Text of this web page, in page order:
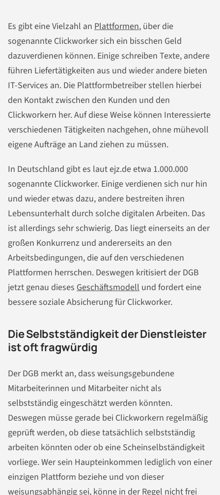
Es gibt eine Vielzahl an Plattformen, über die
sogenannte Clickworker sich ein bisschen Geld
dazuverdienen können. Einige schreiben Texte, andere
führen Liefertätigkeiten aus und wieder andere bieten
IT-Services an. Die Plattformbetreiber stellen hierbei
den Kontakt zwischen den Kunden und den
Clickworkern her. Auf diese Weise können Interessierte
verschiedenen Tätigkeiten nachgehen, ohne mühevoll
eigene Aufträge an Land ziehen zu müssen.
In Deutschland gibt es laut ejz.de etwa 1.000.000
sogenannte Clickworker. Einige verdienen sich nur hin
und wieder etwas dazu, andere bestreiten ihren
Lebensunterhalt durch solche digitalen Arbeiten. Das
ist allerdings sehr schwierig. Das liegt einerseits an der
großen Konkurrenz und andererseits an den
Arbeitsbedingungen, die auf den verschiedenen
Plattformen herrschen. Deswegen kritisiert der DGB
jetzt genau dieses Geschäftsmodell und fordert eine
bessere soziale Absicherung für Clickworker.
Die Selbstständigkeit der Dienstleister
ist oft fragwürdig
Der DGB merkt an, dass weisungsgebundene
Mitarbeiterinnen und Mitarbeiter nicht als
selbstständig eingeschätzt werden könnten.
Deswegen müsse gerade bei Clickworkern regelmäßig
geprüft werden, ob diese tatsächlich selbstständig
arbeiten könnten oder ob eine Scheinselbständigkeit
vorliege. Wer sein Haupteinkommen lediglich von einer
einzigen Plattform beziehe und von dieser
weisungsabhängig sei, könne in der Regel nicht frei